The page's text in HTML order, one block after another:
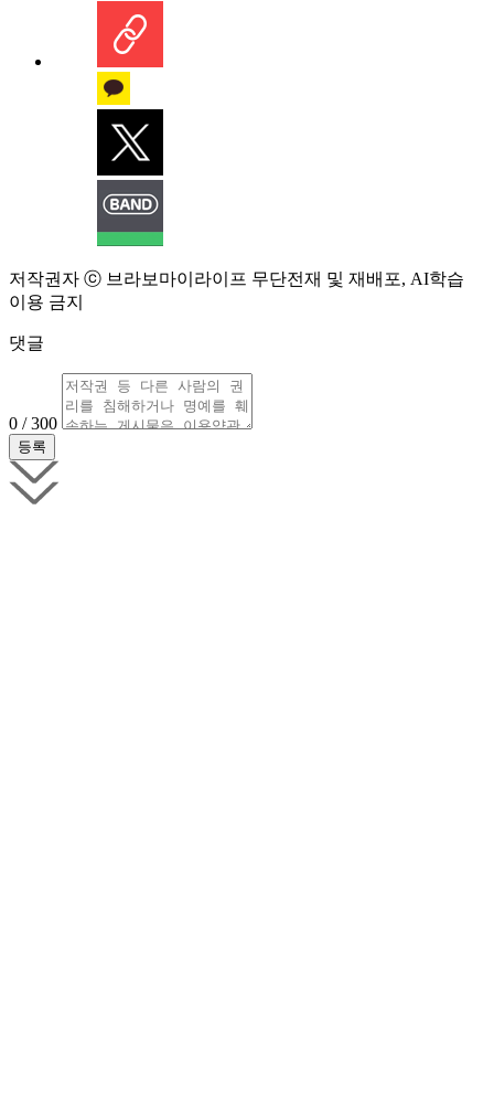
저작권자 ⓒ 브라보마이라이프 무단전재 및 재배포, AI학습
이용 금지
댓글
0 / 300